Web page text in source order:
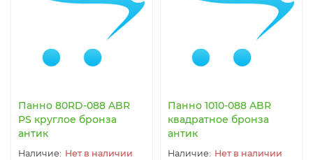
Панно 80RD-088 ABR
PS круглое бронза
антик
Нет в наличии
Панно 1010-088 ABR
квадратное бронза
антик
Нет в наличии